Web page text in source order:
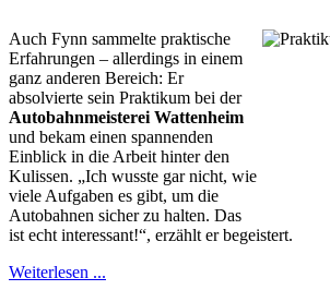
Auch Fynn sammelte praktische
Erfahrungen – allerdings in einem
ganz anderen Bereich: Er
absolvierte sein Praktikum bei der
Autobahnmeisterei Wattenheim
und bekam einen spannenden
Einblick in die Arbeit hinter den
Kulissen. „Ich wusste gar nicht, wie
viele Aufgaben es gibt, um die
Autobahnen sicher zu halten. Das
ist echt interessant!“, erzählt er begeistert.
Weiterlesen ...